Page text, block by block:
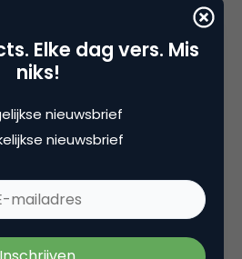
templates en de soundtrack
om minimaal drie
aan je ad group toe te
TikTok-video’s gebruiken
voor nieuwe
Elke dag vers. Mis
niks!
nieuwsbrief
nieuwsbrief